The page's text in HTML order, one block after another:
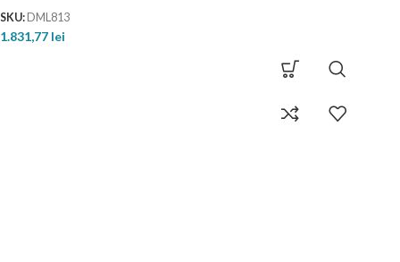
SKU: DML813
1.831,77 lei